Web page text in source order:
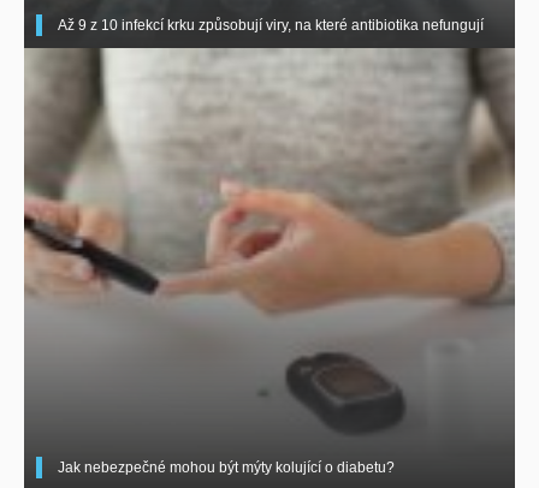
Až 9 z 10 infekcí krku způsobují viry, na které antibiotika nefungují
Jak nebezpečné mohou být mýty kolující o diabetu?